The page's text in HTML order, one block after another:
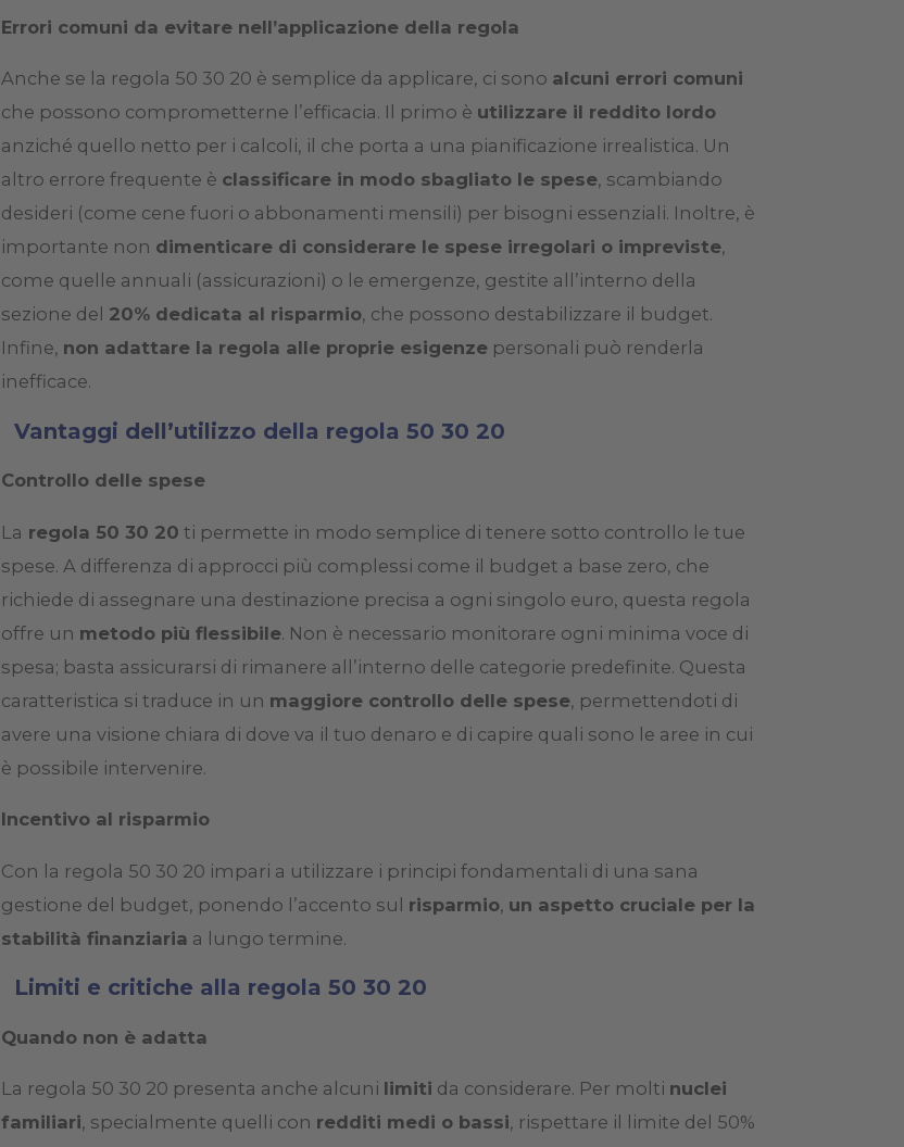
Errori comuni da evitare nell’applicazione della regola
Anche se la regola 50 30 20 è semplice da applicare, ci sono alcuni errori comuni
che possono comprometterne l’efficacia. Il primo è utilizzare il reddito lordo
anziché quello netto per i calcoli, il che porta a una pianificazione irrealistica. Un
altro errore frequente è classificare in modo sbagliato le spese, scambiando
desideri (come cene fuori o abbonamenti mensili) per bisogni essenziali. Inoltre, è
importante non dimenticare di considerare le spese irregolari o impreviste,
come quelle annuali (assicurazioni) o le emergenze, gestite all’interno della
sezione del 20% dedicata al risparmio, che possono destabilizzare il budget.
Infine, non adattare la regola alle proprie esigenze personali può renderla
inefficace.
Vantaggi dell’utilizzo della regola 50 30 20
Controllo delle spese
La regola 50 30 20 ti permette in modo semplice di tenere sotto controllo le tue
spese. A differenza di approcci più complessi come il budget a base zero, che
richiede di assegnare una destinazione precisa a ogni singolo euro, questa regola
offre un metodo più flessibile. Non è necessario monitorare ogni minima voce di
spesa; basta assicurarsi di rimanere all’interno delle categorie predefinite. Questa
caratteristica si traduce in un maggiore controllo delle spese, permettendoti di
avere una visione chiara di dove va il tuo denaro e di capire quali sono le aree in cui
è possibile intervenire.
Incentivo al risparmio
Con la regola 50 30 20 impari a utilizzare i principi fondamentali di una sana
gestione del budget, ponendo l’accento sul risparmio, un aspetto cruciale per la
stabilità finanziaria a lungo termine.
Limiti e critiche alla regola 50 30 20
Quando non è adatta
La regola 50 30 20 presenta anche alcuni limiti da considerare. Per molti nuclei
familiari, specialmente quelli con redditi medi o bassi, rispettare il limite del 50%